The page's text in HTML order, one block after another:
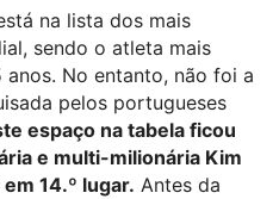
na lista dos mais
sendo o atleta mais
No entanto, não foi a
pelos portugueses
espaço na tabela ficou
e multi-milionária Kim
14.º lugar. Antes da